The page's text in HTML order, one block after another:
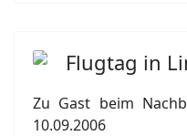
Flugtag in
Zu Gast beim
10.09.2006